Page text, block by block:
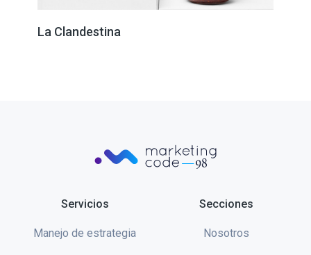
La Clandestina
Servicios
Manejo de estrategia
Secciones
Nosotros